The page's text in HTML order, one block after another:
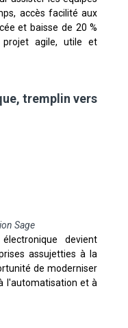
accès facilité aux
et baisse de 20 %
projet agile, utile et
tremplin vers
Sage
devient
assujetties à la
de moderniser
l'automatisation et à